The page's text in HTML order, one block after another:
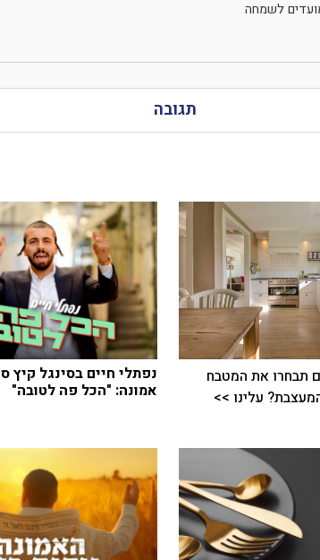
לשמחה
תגובה
תבחרו את המטבח
עלינו >>
נפתלי חיים בסינגל קיץ
אמונה: "הכל פה לטובה"